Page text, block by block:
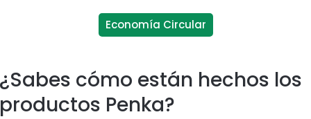
Economía Circular
¿Sabes cómo están hechos los
productos Penka?